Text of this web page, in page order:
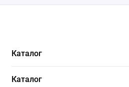
Каталог
Каталог